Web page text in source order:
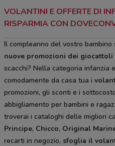
VOLANTINI E OFFERTE DI
RISPARMIA CON
Il compleanno del vostro bambino
nuove promozioni dei giocattoli
scacchi? Nella categoria infanzia
comodamente da casa tua i
promozioni, gli sconti e i
abbigliamento per bambini e
troverai i cataloghi delle migliori
Principe, Chicco, Original
recarti in negozio, sfoglia il